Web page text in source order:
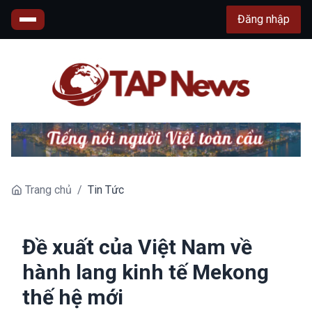
Đăng nhập
Trang chủ / Tin Tức
Đề xuất của Việt Nam về
hành lang kinh tế Mekong
thế hệ mới